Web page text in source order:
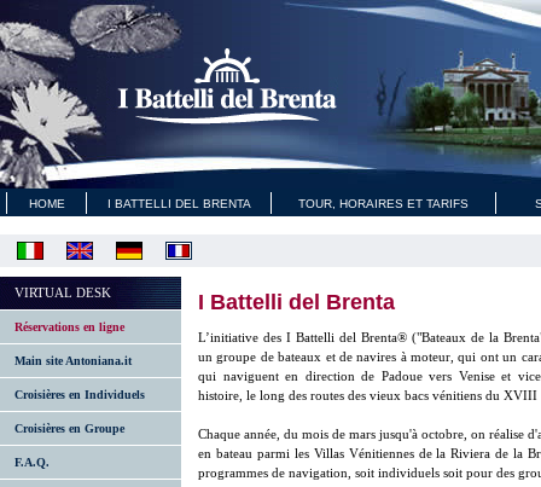
VIRTUAL DESK
Réservations en ligne
Main site Antoniana.it
Croisières en Individuels
Croisières en Groupe
F.A.Q.
I Battelli del Brenta
L’initiative des I Battelli del Brenta® ("Bateaux de la
un groupe de bateaux et de navires à moteur, qui ont un
qui naviguent en direction de Padoue vers Venise et
histoire, le long des routes des vieux bacs vénitiens du XVIII
Chaque année, du mois de mars jusqu'à octobre, on réalise
en bateau parmi les Villas Vénitiennes de la Riviera de la
programmes de navigation, soit individuels soit pour des
HOME I BATTELLI DEL BRENTA TOUR, HORAIRES ET TARIFS